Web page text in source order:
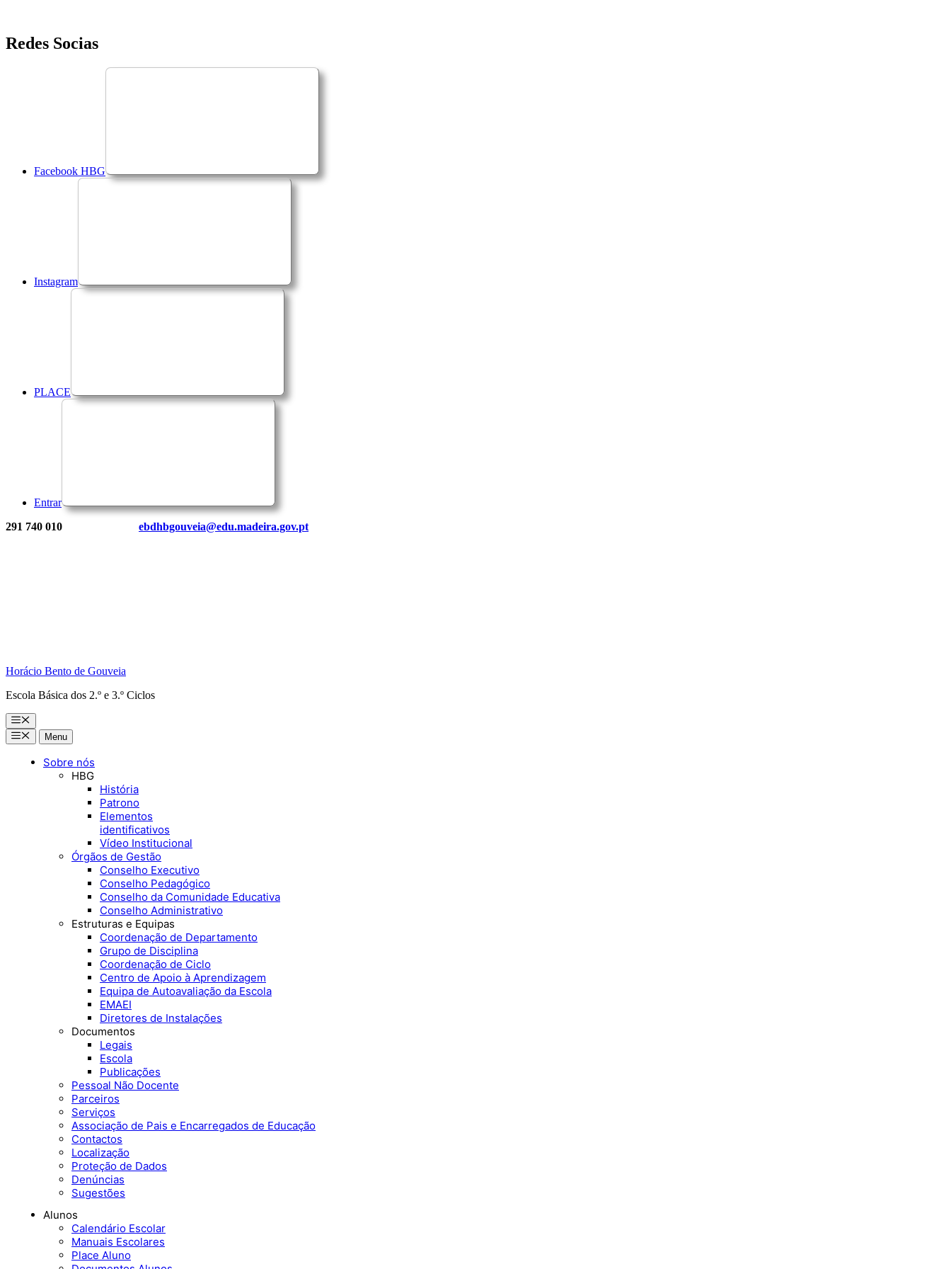
Saltar
para
Redes Socias
Facebook HBG
Instagram
PLACE
Entrar
291 740 010 ebdhbgouveia@edu.madeira.gov.pt
Horácio Bento de Gouveia
Escola Básica dos 2.º e 3.º Ciclos
Menu
MenuMenu
Sobre nós
HBG
História
Patrono
Elementos
identificativos
Vídeo Institucional
Órgãos de Gestão
Conselho Executivo
Conselho Pedagógico
Conselho da Comunidade Educativa
Conselho Administrativo
Estruturas e Equipas
Coordenação de Departamento
Grupo de Disciplina
Coordenação de Ciclo
Centro de Apoio à Aprendizagem
Equipa de Autoavaliação da Escola
EMAEI
Diretores de Instalações
Documentos
Legais
Escola
Publicações
Pessoal Não Docente
Parceiros
Serviços
Associação de Pais e Encarregados de Educação
Contactos
Localização
Proteção de Dados
Denúncias
Sugestões
Alunos
Calendário Escolar
Manuais Escolares
Place Aluno